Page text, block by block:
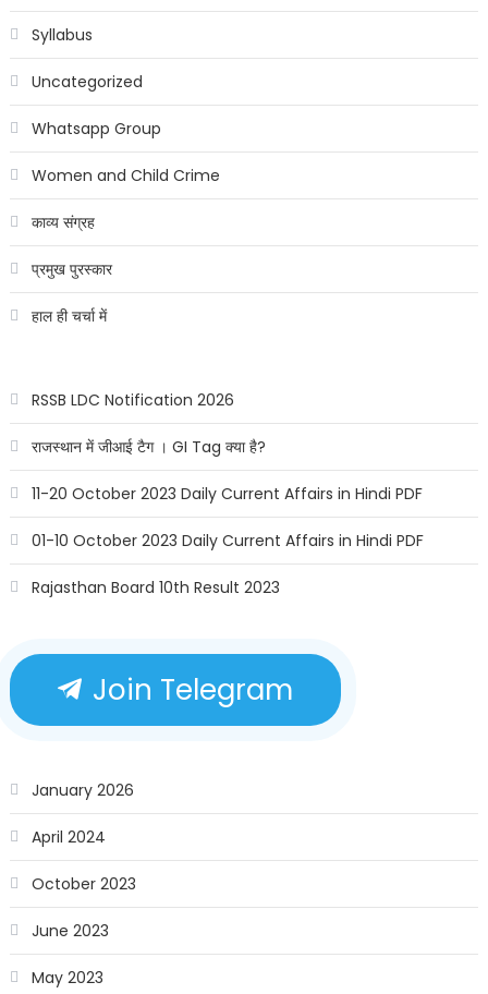
Syllabus
Uncategorized
Whatsapp Group
Women and Child Crime
काव्य संग्रह
प्रमुख पुरस्कार
हाल ही चर्चा में
RSSB LDC Notification 2026
राजस्थान में जीआई टैग । GI Tag क्या है?
11-20 October 2023 Daily Current Affairs in Hindi PDF
01-10 October 2023 Daily Current Affairs in Hindi PDF
Rajasthan Board 10th Result 2023
Join Telegram
January 2026
April 2024
October 2023
June 2023
May 2023